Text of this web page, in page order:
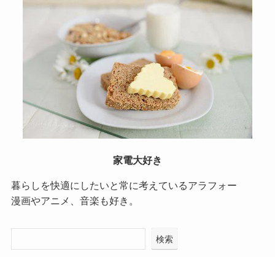
家電大好き
暮らしを快適にしたいと常に考えているアラフォー
漫画やアニメ、音楽も好き。
検索